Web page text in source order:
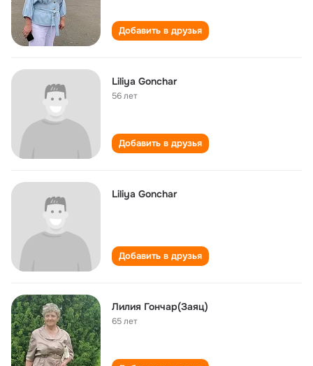
Добавить в друзья
Liliya Gonchar
56 лет
Добавить в друзья
Liliya Gonchar
Добавить в друзья
Лилия Гончар(Заяц)
65 лет